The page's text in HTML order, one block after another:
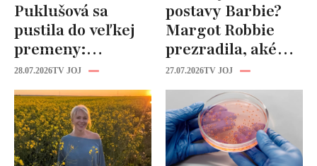
Puklušová sa
pustila do veľkej
premeny:
Odborníci však
varujú, pozor na
prísne diéty!
28.07.2026TV JOJ
postavy Barbie?
Margot Robbie
prezradila, aké
cviky jej pomohli
spevniť celé telo
27.07.2026TV JOJ